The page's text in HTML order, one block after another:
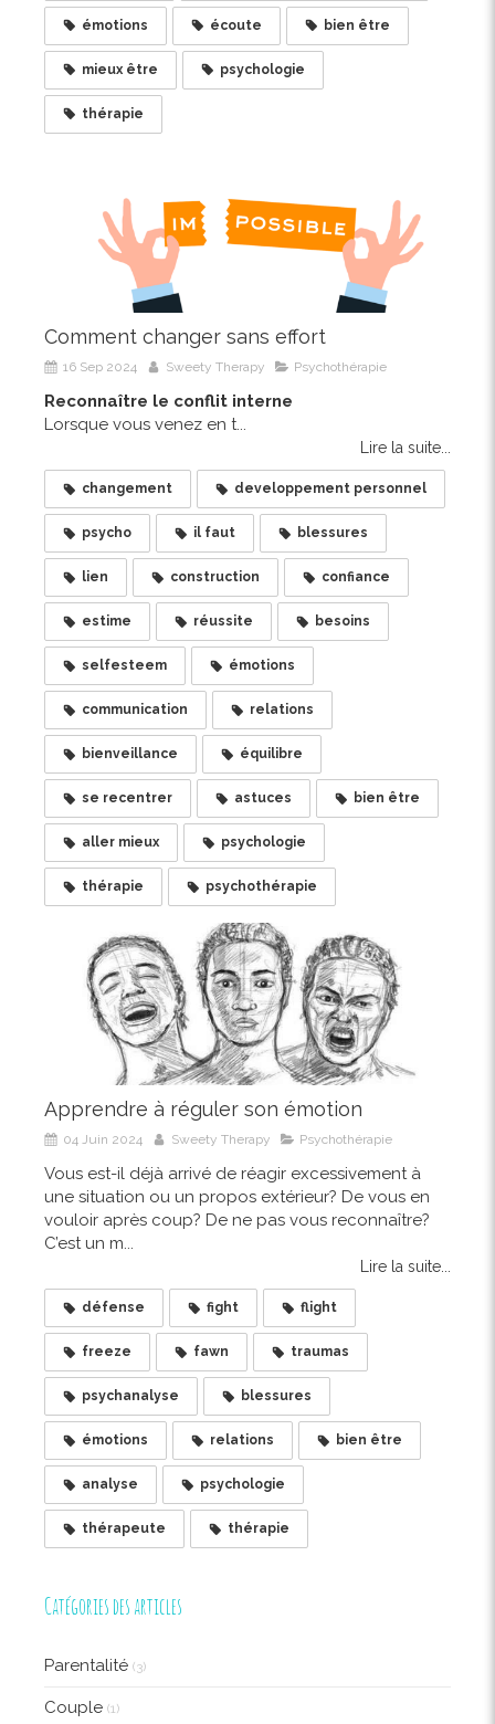
émotions écoute bien être
mieux être psychologie
thérapie
Comment changer sans effort
16 Sep 2024 Sweety Therapy Psychothérapie
Reconnaître le conflit interne
Lorsque vous venez en t...
Lire la suite...
changement developpement personnel
psycho il faut blessures
lien construction confiance
estime réussite besoins
selfesteem émotions
communication relations
bienveillance équilibre
se recentrer astuces bien être
aller mieux psychologie
thérapie psychothérapie
Apprendre à réguler son émotion
04 Juin 2024 Sweety Therapy Psychothérapie
Vous est-il déjà arrivé de réagir excessivement à
une situation ou un propos extérieur? De vous en
vouloir après coup? De ne pas vous reconnaître?
C’est un m...
Lire la suite...
défense fight flight
freeze fawn traumas
psychanalyse blessures
émotions relations bien être
analyse psychologie
thérapeute thérapie
Catégories des articles
Parentalité (3)
Couple (1)